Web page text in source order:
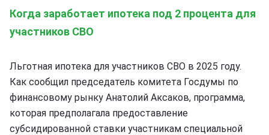
Когда заработает ипотека под 2 процента для
участников СВО
Льготная ипотека для участников СВО в 2025 году.
Как сообщил председатель комитета Госдумы по
финансовому рынку Анатолий Аксаков, программа,
которая предполагала предоставление
субсидированной ставки участникам специальной